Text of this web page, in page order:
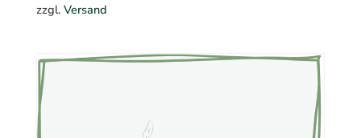
zzgl. Versand